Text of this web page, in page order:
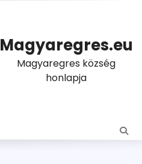
Magyaregres.eu
Magyaregres község
honlapja